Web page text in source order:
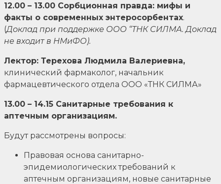
12.00 – 13.00 Сорбционная правда: мифы и
факты о современных энтеросорбентах.
(Доклад при поддержке ООО “ТНК СИЛМА. Доклад
не входит в НМиФО).
Лектор: Терехова Людмила Валериевна,
клинический фармаколог, начальник
фармацевтического отдела ООО «ТНК СИЛМА»
13.00 – 14.15 Санитарные требования к
аптечным организациям.
Будут рассмотрены вопросы:
Правовая основа санитарно-
эпидемиологических требований к
аптечным организациям, новые санитарные